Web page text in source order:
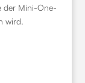
der Mini-One-
wird.